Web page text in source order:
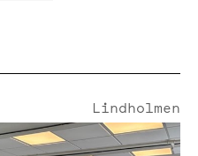
Lindholmen